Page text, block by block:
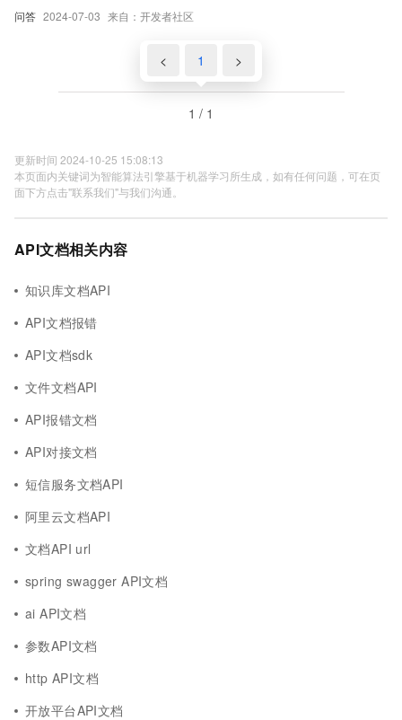
问答 2024-07-03 来自：开发者社区
< 1 >
1 / 1
更新时间 2024-10-25 15:08:13
本页面内关键词为智能算法引擎基于机器学习所生成，如有任何问题，可在页
面下方点击"联系我们"与我们沟通。
API文档相关内容
知识库文档API
API文档报错
API文档sdk
文件文档API
API报错文档
API对接文档
短信服务文档API
阿里云文档API
文档API url
spring swagger API文档
ai API文档
参数API文档
http API文档
开放平台API文档